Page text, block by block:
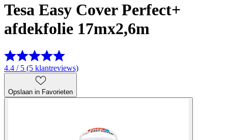
Tesa Easy Cover Perfect+
afdekfolie 17mx2,6m
4.4 / 5 (5 klantreviews)
Opslaan in Favorieten